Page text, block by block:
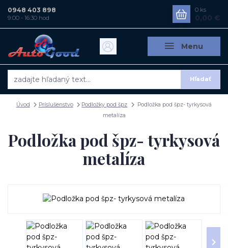
Menu
Hľadať
0948 403 898
9:00 - 16:30 hod
0 ks
0,00 €
Úvod Príslušenstvo Podložky pod špz
Podložka pod špz- tyrkysová
metalíza
Podložka pod špz- tyrkysová
metalíza